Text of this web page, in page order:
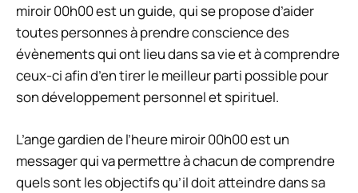
miroir 00h00 est un guide, qui se propose d’aider
toutes personnes à prendre conscience des
évènements qui ont lieu dans sa vie et à comprendre
ceux-ci afin d’en tirer le meilleur parti possible pour
son développement personnel et spirituel.
L’ange gardien de l’heure miroir 00h00 est un
messager qui va permettre à chacun de comprendre
quels sont les objectifs qu’il doit atteindre dans sa